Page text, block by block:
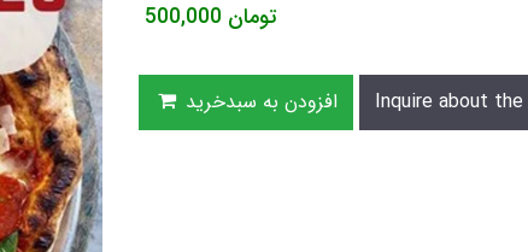
500,000 تومان
افزودن به سبدخرید Inquire about